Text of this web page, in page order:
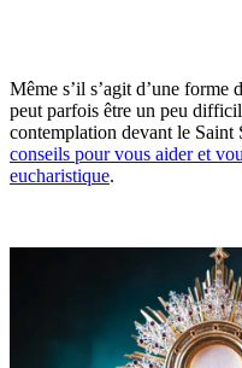
Même s’il s’agit d’une forme
peut parfois être un peu
contemplation devant le Saint
conseils pour vous aider et
eucharistique.